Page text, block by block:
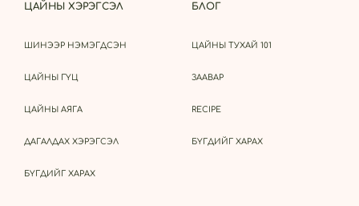
ЦАЙНЫ ХЭРЭГСЭЛ
ШИНЭЭР НЭМЭГДСЭН
ЦАЙНЫ ГҮЦ
ЦАЙНЫ АЯГА
ДАГАЛДАХ ХЭРЭГСЭЛ
БҮГДИЙГ ХАРАХ
БЛОГ
ЦАЙНЫ ТУХАЙ 101
ЗААВАР
RECIPE
БҮГДИЙГ ХАРАХ